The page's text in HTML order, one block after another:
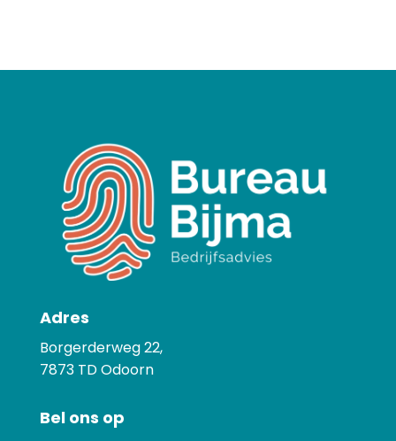
Adres
Borgerderweg 22,
7873 TD Odoorn
Bel ons op